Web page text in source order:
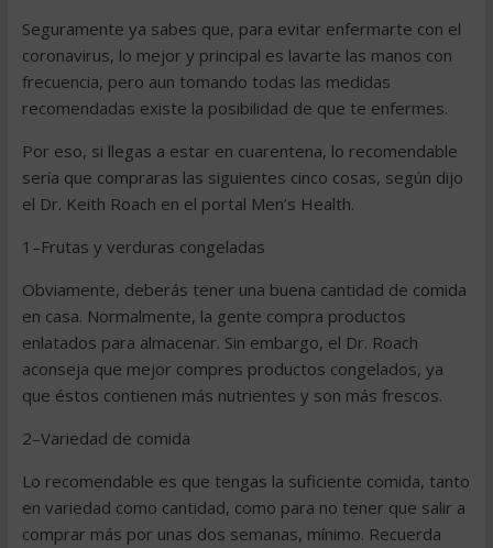
Seguramente ya sabes que, para evitar enfermarte con el
coronavirus, lo mejor y principal es lavarte las manos con
frecuencia, pero aun tomando todas las medidas
recomendadas existe la posibilidad de que te enfermes.
Por eso, si llegas a estar en cuarentena, lo recomendable
sería que compraras las siguientes cinco cosas, según dijo
el Dr. Keith Roach en el portal Men’s Health.
1–Frutas y verduras congeladas
Obviamente, deberás tener una buena cantidad de comida
en casa. Normalmente, la gente compra productos
enlatados para almacenar. Sin embargo, el Dr. Roach
aconseja que mejor compres productos congelados, ya
que éstos contienen más nutrientes y son más frescos.
2–Variedad de comida
Lo recomendable es que tengas la suficiente comida, tanto
en variedad como cantidad, como para no tener que salir a
comprar más por unas dos semanas, mínimo. Recuerda